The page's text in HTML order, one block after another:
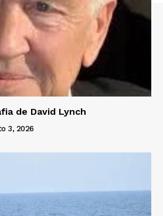
de David Lynch
3, 2026